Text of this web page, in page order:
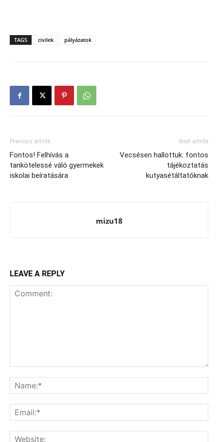
TAGS civilek pályázatok
Previous article
Fontos! Felhívás a
tankötelessé váló gyermekek
iskolai beíratására
Next article
Vecsésen hallottuk: fontos
tájékoztatás
kutyasétáltatóknak
mizu18
LEAVE A REPLY